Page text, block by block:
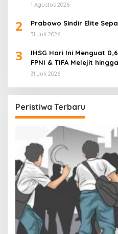
1 Agustus 2026
2 Prabowo Sindir Elite
31 Juli 2026
3
IHSG Hari Ini Menguat
FPNI & TIFA Melejit
Paling Cuan & Volume
31 Juli 2026
Peristiwa Terbaru